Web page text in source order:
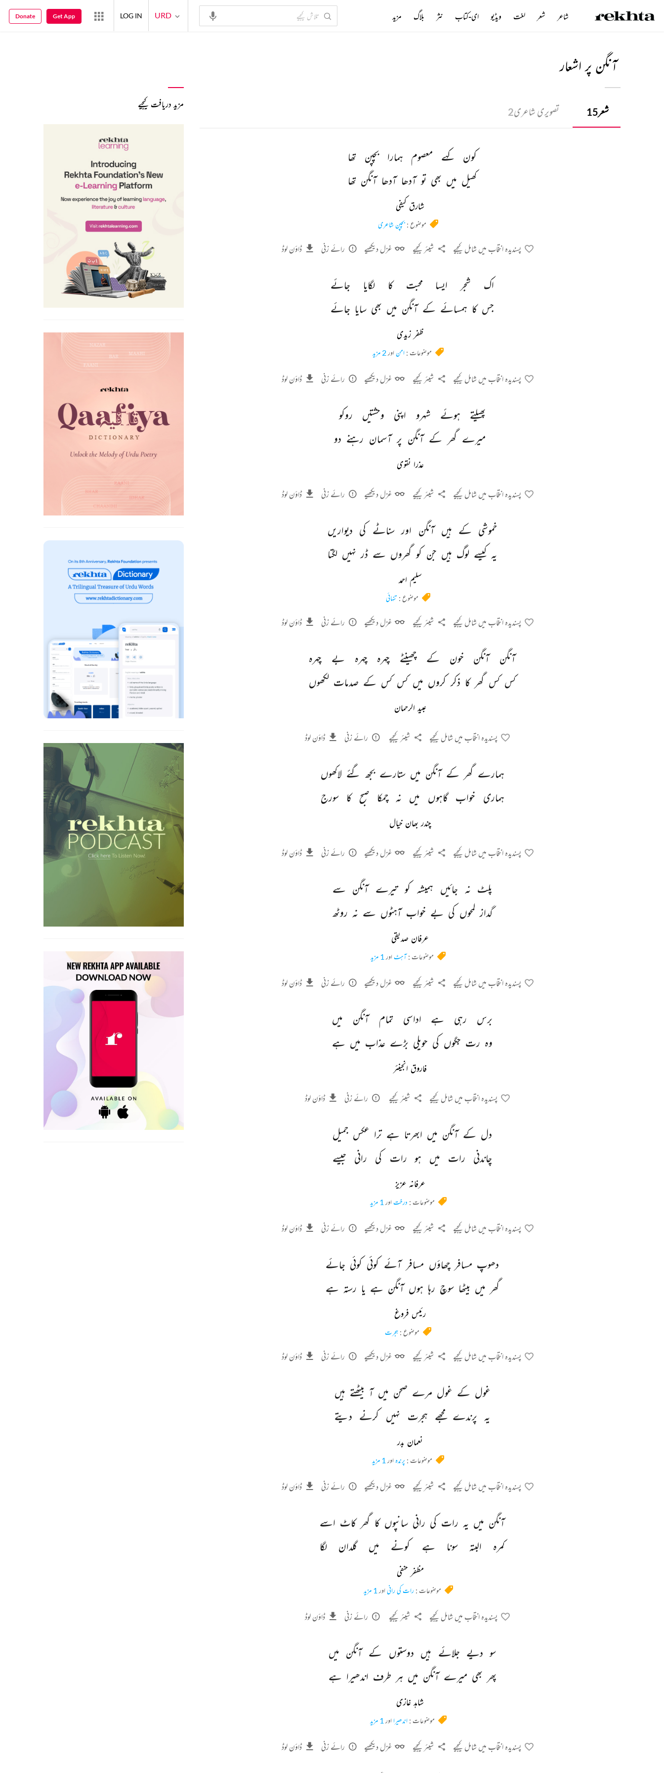
آنگن پر اشعار
شعر15 تصویری شاعری2
کون کہے معصوم ہمارا بچپن
تھا
کھیل میں بھی تو آدھا آدھا آنگن تھا
شارق کیفی
موضوع : بچپن شاعری
پسندیدہ انتخاب میں شامل کیجیے شیئر کیجیے غزل دیکھیے رائے زنی ڈاؤن لوڈ
اک شجر ایسا محبت کا لگایا
جائے
جس کا ہمسائے کے آنگن میں بھی سایا جائے
ظفر زیدی
موضوعات : امن اور2 مزید
پسندیدہ انتخاب میں شامل کیجیے شیئر کیجیے غزل دیکھیے رائے زنی ڈاؤن لوڈ
پھیلتے ہوئے شہرو اپنی وحشتیں
روکو
میرے گھر کے آنگن پر آسمان رہنے دو
عذرا نقوی
پسندیدہ انتخاب میں شامل کیجیے شیئر کیجیے غزل دیکھیے رائے زنی ڈاؤن لوڈ
خموشی کے ہیں آنگن اور سناٹے کی دیواریں
یہ کیسے لوگ ہیں جن کو گھروں سے ڈر نہیں لگتا
سلیم احمد
موضوع : تنہائی
پسندیدہ انتخاب میں شامل کیجیے شیئر کیجیے غزل دیکھیے رائے زنی ڈاؤن لوڈ
آنگن آنگن خون کے چھینٹے چہرہ چہرہ بے
چہرہ
کس کس گھر کا ذکر کروں میں کس کس کے صدمات لکھوں
عبید الرحمان
پسندیدہ انتخاب میں شامل کیجیے شیئر کیجیے رائے زنی ڈاؤن لوڈ
ہمارے گھر کے آنگن میں ستارے بجھ گئے لاکھوں
ہماری
خواب گاہوں میں نہ چمکا صبح کا سورج
چندر بھان خیال
پسندیدہ انتخاب میں شامل کیجیے شیئر کیجیے غزل دیکھیے رائے زنی ڈاؤن لوڈ
پلٹ نہ جائیں ہمیشہ کو تیرے آنگن سے
گداز لمحوں کی بے خواب آہٹوں سے نہ روٹھ
عرفان صدیقی
موضوعات :آہٹ اور 1 مزید
پسندیدہ انتخاب میں شامل کیجیے شیئر کیجیے غزل دیکھیے رائے زنی ڈاؤن لوڈ
برس رہی ہے اداسی تمام آنگن
میں
وہ رت جگوں کی حویلی بڑے عذاب میں ہے
فاروق انجینئر
پسندیدہ انتخاب میں شامل کیجیے شیئر کیجیے رائے زنی ڈاؤن لوڈ
دل کے آنگن میں ابھرتا ہے ترا عکس جمیل
چاندنی
رات میں ہو رات کی رانی جیسے
عرفانہ عزیز
موضوعات : درخت اور 1 مزید
پسندیدہ انتخاب میں شامل کیجیے شیئر کیجیے غزل دیکھیے رائے زنی ڈاؤن لوڈ
دھوپ مسافر چھاؤں مسافر آئے کوئی کوئی جائے
گھر میں بیٹھا سوچ رہا ہوں آنگن ہے یا رستہ ہے
رئیس فروغ
موضوع : ہجرت
پسندیدہ انتخاب میں شامل کیجیے شیئر کیجیے غزل دیکھیے رائے زنی ڈاؤن لوڈ
غول کے غول مرے صحن میں آ بیٹھتے ہیں
یہ پرندے مجھے ہجرت نہیں کرنے دیتے
نعمان بدر
موضوعات : پرندہ اور 1 مزید
پسندیدہ انتخاب میں شامل کیجیے شیئر کیجیے غزل دیکھیے رائے زنی ڈاؤن لوڈ
آنگن میں یہ رات کی رانی سانپوں کا گھر کاٹ اسے
کمرہ
البتہ سونا ہے کونے میں گلدان لگا
مظفر حنفی
موضوعات :رات کی رانی اور 1 مزید
پسندیدہ انتخاب میں شامل کیجیے شیئر کیجیے رائے زنی ڈاؤن لوڈ
سو دیے جلائے ہیں دوستوں کے آنگن میں
پھر بھی میرے آنگن میں ہر طرف اندھیرا ہے
شاہد غازی
موضوعات :اندھیرا اور 1 مزید
پسندیدہ انتخاب میں شامل کیجیے شیئر کیجیے غزل دیکھیے رائے زنی ڈاؤن لوڈ
مزید دریافت کیجیے
شاعر شعر لغت ویڈیو ای-کتاب نثر بلاگ مزید URD
LOG IN
Get App
Donate